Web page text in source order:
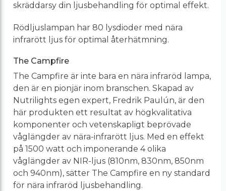
skräddarsy din ljusbehandling för optimal effekt.
Rödljuslampan har 80 lysdioder med nära
infrarött ljus för optimal återhätmning.
The Campfire
The Campfire är inte bara en nära infraröd lampa,
den är en pionjär inom branschen. Skapad av
Nutrilights egen expert, Fredrik Paulún, är den
här produkten ett resultat av högkvalitativa
komponenter och vetenskapligt beprövade
våglängder av nära-infrarött ljus. Med en effekt
på 1500 watt och imponerande 4 olika
våglängder av NIR-ljus (810nm, 830nm, 850nm
och 940nm), sätter The Campfire en ny standard
för nära infraröd ljusbehandling.